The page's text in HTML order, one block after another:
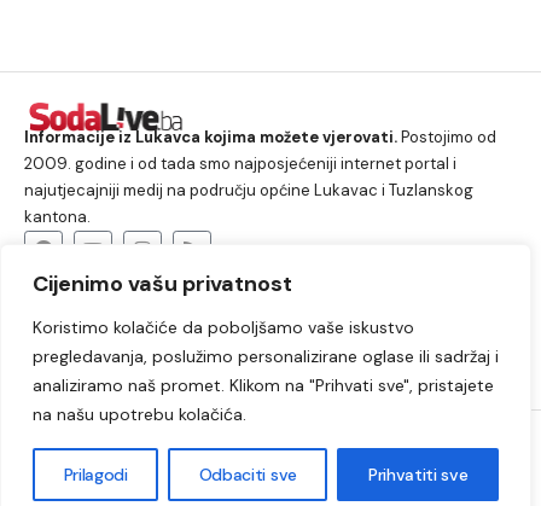
Cijenimo vašu privatnost
Koristimo kolačiće da poboljšamo vaše iskustvo
pregledavanja, poslužimo personalizirane oglase ili sadržaj i
analiziramo naš promet. Klikom na "Prihvati sve", pristajete
na našu upotrebu kolačića.
Prilagodi Odbaciti sve Prihvatiti sve
Informacije iz Lukavca kojima možete vjerovati.Postojimo od
2009. godine i od tada smo najposjećeniji internet portal i
najutjecajniji medij na području općine Lukavac i Tuzlanskog
kantona.
Lukavac Društvo Crna hronika
Sport
Kultura
Kolumne Slobodno vrijeme